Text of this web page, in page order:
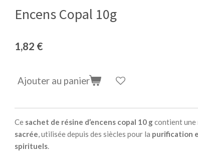
Encens Copal 10g
1,82 €
Ajouter au panier
Ce sachet de résine d’encens copal 10 gcontient une
sacrée, utilisée depuis des siècles pour la purification
spirituels.